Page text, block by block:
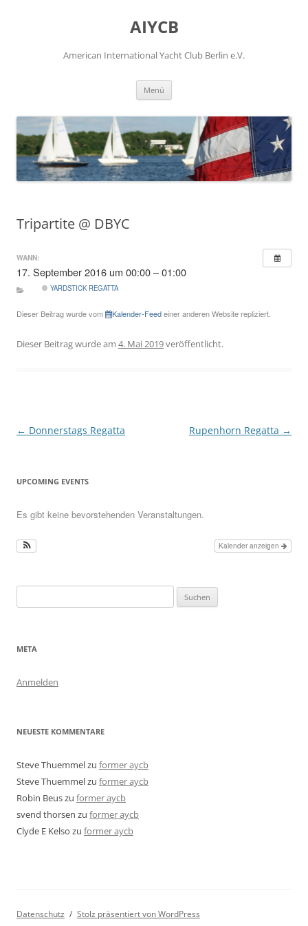
AIYCB
American International Yacht Club Berlin e.V.
Menü
Tripartite @ DBYC
WANN:
17. September 2016 um 00:00 – 01:00
YARDSTICK REGATTA
Dieser Beitrag wurde vom Kalender-Feedeiner anderen Website repliziert.
Dieser Beitrag wurde am 4. Mai 2019veröffentlicht.
Beitragsnavigation
← Donnerstags Regatta Rupenhorn Regatta →
UPCOMING EVENTS
Es gibt keine bevorstehenden Veranstaltungen.
Kalender anzeigen
nach:
META
Anmelden
NEUESTE KOMMENTARE
Steve Thuemmelzu former aycb
Steve Thuemmelzu former aycb
Robin Beuszu former aycb
svend thorsen zu former aycb
Clyde E Kelso zu former aycb
Datenschutz Stolz präsentiert von WordPress